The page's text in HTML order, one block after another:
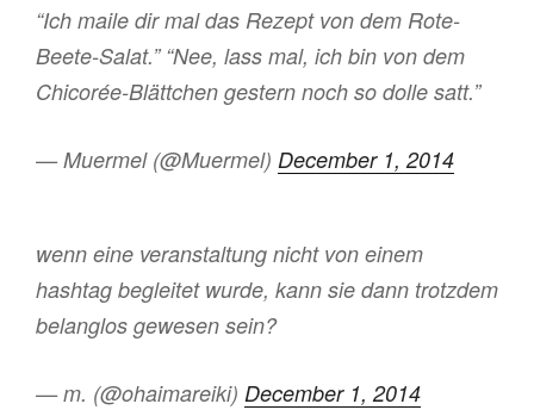
“Ich maile dir mal das Rezept von dem Rote-
Beete-Salat.” “Nee, lass mal, ich bin von dem
Chicorée-Blättchen gestern noch so dolle satt.”
— Muermel (@Muermel) December 1, 2014
wenn eine veranstaltung nicht von einem
hashtag begleitet wurde, kann sie dann trotzdem
belanglos gewesen sein?
— m. (@ohaimareiki) December 1, 2014